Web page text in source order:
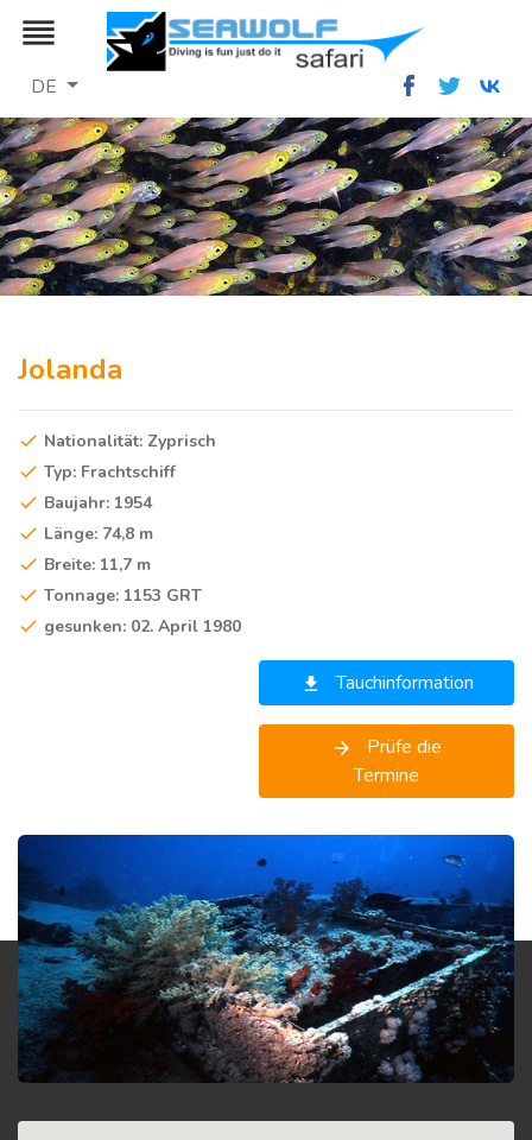
reorder
DE
Jolanda
Nationalität: Zyprisch
Typ: Frachtschiff
Baujahr: 1954
Länge: 74,8 m
Breite: 11,7 m
Tonnage: 1153 GRT
gesunken: 02. April 1980
get_app Tauchinformation
arrow_forward
Prüfe die
Termine